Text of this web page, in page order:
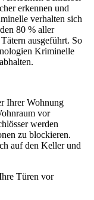
erkennen und
verhalten sich
80 % aller
ausgeführt. So
Kriminelle
Ihrer Wohnung
vor
werden
zu blockieren.
auf den Keller und
Türen vor